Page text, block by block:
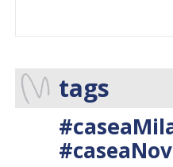
tags